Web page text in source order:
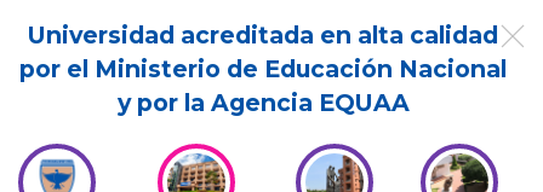
Universidad acreditada en alta calidad
por el Ministerio de Educación Nacional
y por la Agencia EQUAA